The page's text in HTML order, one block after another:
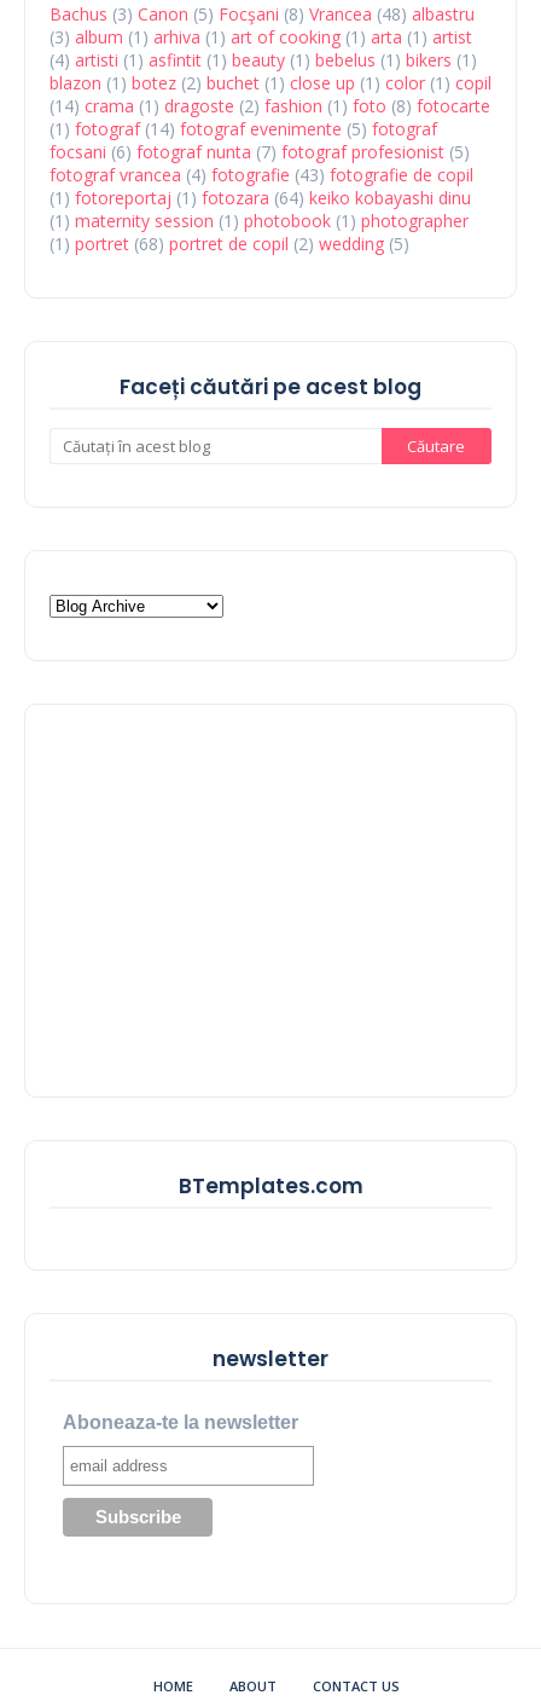
Bachus (3) Canon (5) Focşani (8) Vrancea (48) albastru
(3) album (1) arhiva (1) art of cooking (1) arta (1) artist
(4) artisti (1) asfintit (1) beauty (1) bebelus (1) bikers (1)
blazon (1) botez (2) buchet (1) close up (1) color (1) copil
(14) crama (1) dragoste (2) fashion (1) foto (8) fotocarte
(1) fotograf (14) fotograf evenimente (5) fotograf
focsani (6) fotograf nunta (7) fotograf profesionist (5)
fotograf vrancea (4) fotografie (43) fotografie de copil
(1) fotoreportaj (1) fotozara (64) keiko kobayashi dinu
(1) maternity session (1) photobook (1) photographer
(1) portret (68) portret de copil (2) wedding (5)
Faceți căutări pe acest blog
BTemplates.com
newsletter
Aboneaza-te la newsletter
HOME ABOUT CONTACT US